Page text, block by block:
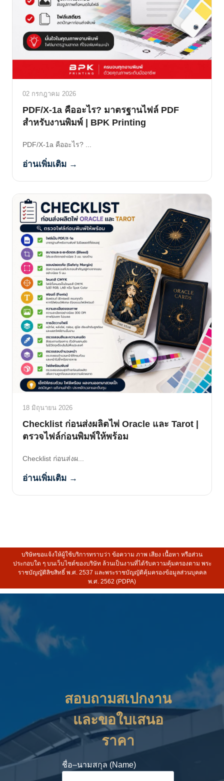
02 กรกฎาคม 2026
PDF/X-1a คืออะไร? มาตรฐานไฟล์ PDF
สำหรับงานพิมพ์ | BPK Printing
PDF/X-1a คืออะไร? ...
อ่านเพิ่มเติม →
18 มิถุนายน 2026
Checklist ก่อนส่งผลิตไพ่ Oracle และ Tarot |
ตรวจไฟล์ก่อนพิมพ์ให้พร้อม
Checklist ก่อนส่งผ...
อ่านเพิ่มเติม →
บริษัทขอแจ้งให้ผู้ใช้บริการทราบว่า ข้อความ ภาพ เสียง เนื้อหา หรือส่วน
ประกอบใด ๆ บนเว็บไซต์ของบริษัท ล้วนเป็นงานที่ได้รับความคุ้มครองตาม พระ
ราชบัญญัติลิขสิทธิ์ พ.ศ. 2537 และพระราชบัญญัติคุ้มครองข้อมูลส่วนบุคคล
พ.ศ. 2562 (PDPA)
สอบถามสเปกงาน
และขอใบเสนอ
ราคา
ชื่อ–นามสกุล (Name)